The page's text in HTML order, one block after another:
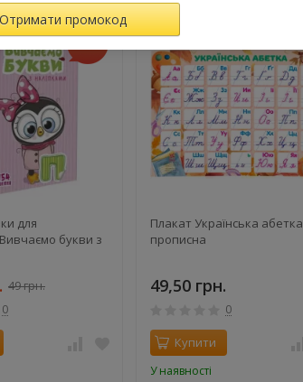
для
букви з
49 грн.
0
Плакат Українська абетка
прописна
49,50 грн.
0
Купити
У наявності